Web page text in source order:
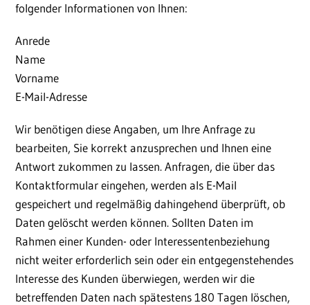
folgender Informationen von Ihnen:
Anrede
Name
Vorname
E-Mail-Adresse
Wir benötigen diese Angaben, um Ihre Anfrage zu
bearbeiten, Sie korrekt anzusprechen und Ihnen eine
Antwort zukommen zu lassen. Anfragen, die über das
Kontaktformular eingehen, werden als E-Mail
gespeichert und regelmäßig dahingehend überprüft, ob
Daten gelöscht werden können. Sollten Daten im
Rahmen einer Kunden- oder Interessentenbeziehung
nicht weiter erforderlich sein oder ein entgegenstehendes
Interesse des Kunden überwiegen, werden wir die
betreffenden Daten nach spätestens 180 Tagen löschen,